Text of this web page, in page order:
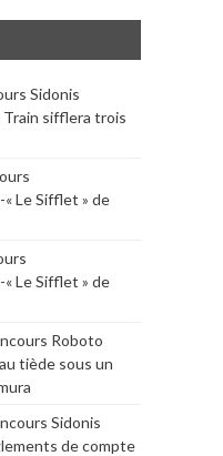
Sidonis
sifflera trois
Le Sifflet » de
Le Sifflet » de
Roboto
tiède sous un
Sidonis
de compte